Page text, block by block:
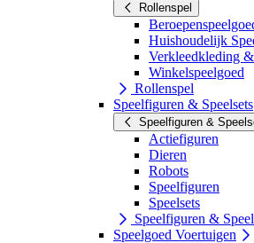
Rollenspel
Huishoudelijk
Verkleedkleding
Winkelspeelgoed
Rollenspel
Speelfiguren & Speelsets
Speelfiguren &
Actiefiguren
Dieren
Robots
Speelfiguren
Speelsets
Speelfiguren &
Speelgoed Voertuigen